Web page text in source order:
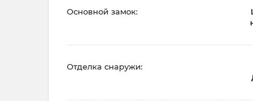
Основной замок:
Отделка снаружи: